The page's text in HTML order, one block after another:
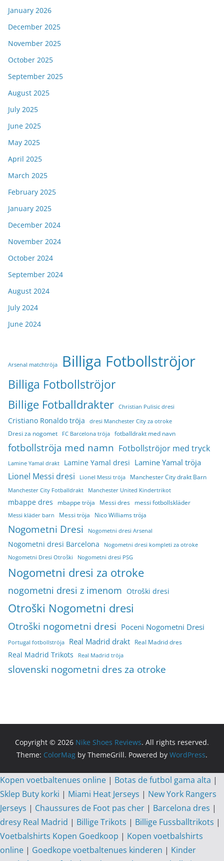
January 2026
December 2025
November 2025
October 2025
September 2025
August 2025
July 2025
June 2025
May 2025
April 2025
March 2025
February 2025
January 2025
December 2024
November 2024
October 2024
September 2024
August 2024
July 2024
June 2024
Arsenal matchtröja Billiga Fotbollströjor
Billiga Fotbollströjor
Billige Fotballdrakter Christian Pulisic dresi
Cristiano Ronaldo tröja dresi Manchester City za otroke
Dresi za nogomet FC Barcelona tröja fotballdrakt med navn
fotbollströja med namn Fotbollströjor med tryck
Lamine Yamal drakt Lamine Yamal dresi Lamine Yamal tröja
Lionel Messi dresi Lionel Messi tröja Manchester City drakt Barn
Manchester City Fotballdrakt Manchester United Kindertrikot
mbappe dres mbappe tröja Messi dres messi fotbollskläder
Messi kläder barn Messi tröja Nico Williams tröja
Nogometni Dresi Nogometni dresi Arsenal
Nogometni dresi Barcelona
Nogometni dresi kompleti za otroke
Nogometni Dresi Otroški
Nogometni dresi PSG
Nogometni dresi za otroke
nogometni dresi z imenom Otroški dresi
Otroški Nogometni dresi
Otroški nogometni dresi Poceni Nogometni Dresi
Portugal fotbollströja Real Madrid drakt Real Madrid dres
Real Madrid Trikots Real Madrid tröja
slovenski nogometni dres za otroke
Copyright © 2026 Nike Shoes Reviews. All rights reserved.
Theme: ColorMag by ThemeGrill. Powered by WordPress.
Kopen voetbaltenues online | Botas de futbol gama alta |
Sklep Buty korki | Miami Heat Jerseys | New York Rangers
Jerseys | Chaussures de Foot pas cher | Barcelona dres |
dresy Real Madrid | Billige Trikots | Billige Fussballtrikots |
Voetbalshirts Kopen Goedkoop | Kopen voetbalshirts
online | Goedkope voetbaltenues kinderen | Kinder